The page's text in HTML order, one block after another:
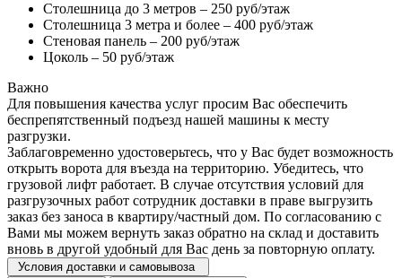
Столешница до 3 метров – 250 руб/этаж
Столешница 3 метра и более – 400 руб/этаж
Стеновая панель – 200 руб/этаж
Цоколь – 50 руб/этаж
Важно
Для повышения качества услуг просим Вас обеспечить
беспрепятственный подъезд нашей машины к месту
разгрузки.
Заблаговременно удостоверьтесь, что у Вас будет возможность
открыть ворота для въезда на территорию. Убедитесь, что
грузовой лифт работает. В случае отсутствия условий для
разгрузочных работ сотрудник доставки в праве выгрузить
заказ без заноса в квартиру/частный дом. По согласованию с
Вами мы можем вернуть заказ обратно на склад и доставить
вновь в другой удобный для Вас день за повторную оплату.
Условия доставки и самовывоза